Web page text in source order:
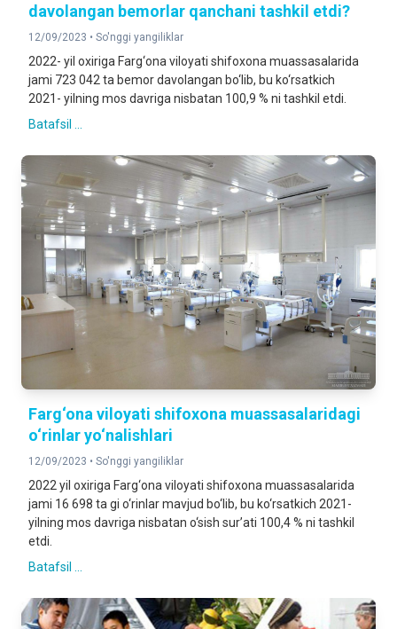
davolangan bemorlar qanchani tashkil etdi?
12/09/2023 • So'nggi yangiliklar
2022- yil oxiriga Farg‘ona viloyati shifoxona muassasalarida
jami 723 042 ta bemor davolangan bo‘lib, bu ko‘rsatkich
2021- yilning mos davriga nisbatan 100,9 % ni tashkil etdi.
Batafsil ...
Farg‘ona viloyati shifoxona muassasalaridagi
o‘rinlar yo‘nalishlari
12/09/2023 • So'nggi yangiliklar
2022 yil oxiriga Farg‘ona viloyati shifoxona muassasalarida
jami 16 698 ta gi o‘rinlar mavjud bo‘lib, bu ko‘rsatkich 2021-
yilning mos davriga nisbatan o‘sish sur’ati 100,4 % ni tashkil
etdi.
Batafsil ...